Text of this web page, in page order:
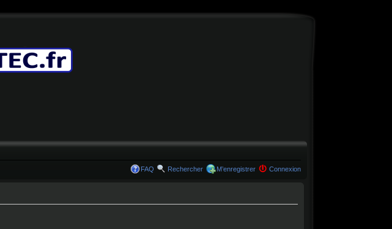
FAQ Rechercher M’enregistrer Connexion